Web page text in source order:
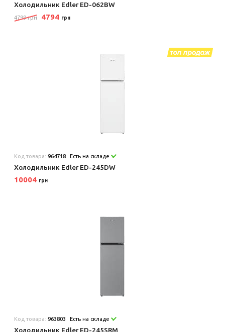
Холодильник Edler ED-062BW
4799 грн 4794 грн
Код товара:964718 Есть на складе
Холодильник Edler ED-245DW
10004 грн
Код товара:963803 Есть на складе
Холодильник Edler ED-245SRM